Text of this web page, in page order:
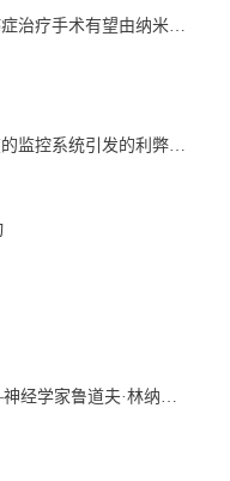
黄金微粒“纳米炸弹”——新一代癌症治疗手术有望由纳米微米担纲
“别让表情陷害了你”——无处不在的监控系统引发的利弊得失之谈
身体不适意味着大脑节奏失调——神经学家鲁道夫·林纳思谈深度脑部刺激疗法